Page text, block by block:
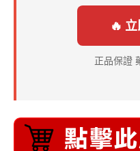
🔥
正品保證